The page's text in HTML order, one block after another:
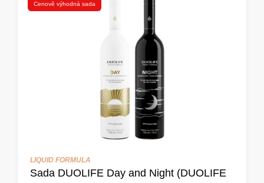
Cenově výhodná sada
LIQUID FORMULA
Sada DUOLIFE Day and Night (DUOLIFE